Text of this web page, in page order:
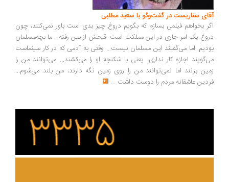
سناریست در گفت‌وگو با سعید مطلبی
بخواهم فیلمی بسازم که بگویم دروغ چیز بدی است باور نمی‌کنند، چون
یک امر جاری در این مملکت است. قبحش از بین رفته... ما بچه‌مسلمان
اما می‌گفتند این مسلمان نیست... وقتی به آدمی که در کار سینماست
اجازه کار نداری، یعنی با شکنجه او را می‌کشند... می‌توانند من را
بزنند اما نمی‌توانند من را روی زمین نگه دارند، من بلند می‌شوم...
عاشقانه مردم را دوست داشت ...